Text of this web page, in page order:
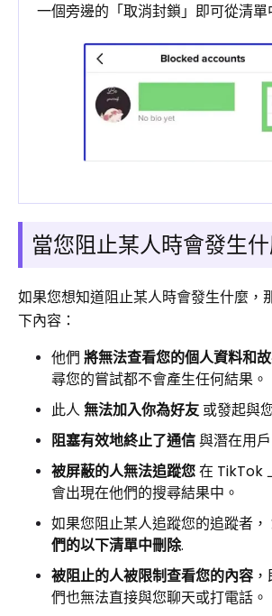
一個旁邊的「取消封鎖」即可從清單
當您阻止某人時會發生什
如果您想知道阻止某人時會發生什麼，
下內容：
他們 將無法查看您的個人資料和
尋您的嘗試都不會產生任何結果。
此人 無法加入你為好友 或發起與
阻塞有效地終止了通信與潛在用戶
被屏蔽的人無法追蹤您在 TikTok
會出現在他們的搜尋結果中。
如果您阻止某人追蹤您的追蹤者，
們的以下清單中刪除.
被阻止的人被限制查看您的內容
們也無法直接與您聊天或打電話。